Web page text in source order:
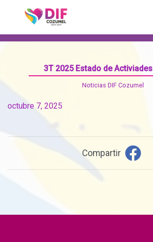
3T 2025 Estado de
Noticias DIF Cozumel
octubre 7, 2025
Compartir